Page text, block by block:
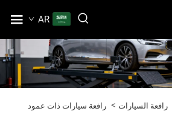
AR
رافعة السيارات> رافعة سيارات ذات عمود